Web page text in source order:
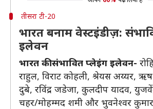
तीसरा टी-20
भारत बनाम वेस्टइंडीज़:
इलेवन
भारत की संभावित प्लेइंग इलेवन-
राहुल, विराट कोहली, श्रेयस अय्यर,
दुबे, रविंद्र जडेजा, कुलदीप यादव,
चहर/मोहम्मद शमी और भुवनेश्वर